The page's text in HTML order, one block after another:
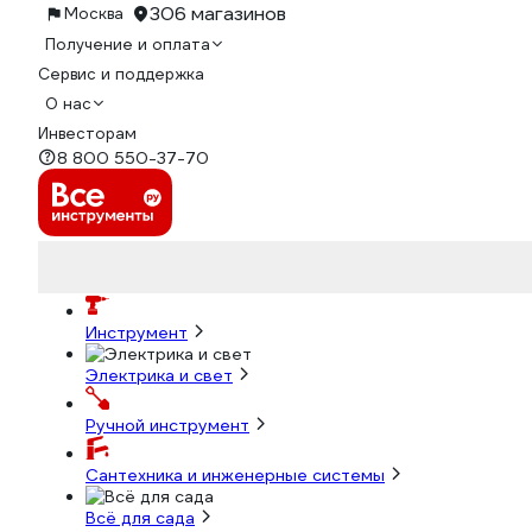
Москва 306 магазинов
Получение и оплата
Сервис и поддержка
О нас
Инвесторам
8 800 550-37-70
Инструмент
Электрика и свет
Ручной инструмент
Сантехника и инженерные системы
Всё для сада